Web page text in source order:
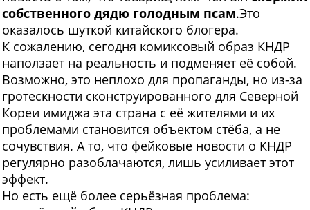
собственного дядю голодным псам.Это
оказалось шуткой китайского блогера.
К сожалению, сегодня комиксовый образ КНДР
наползает на реальность и подменяет её собой.
Возможно, это неплохо для пропаганды, но из-за
гротескности сконструированного для Северной
Кореи имиджа эта страна с её жителями и их
проблемами становится объектом стёба, а не
сочувствия. А то, что фейковые новости о КНДР
регулярно разоблачаются, лишь усиливает этот
эффект.
Но есть ещё более серьёзная проблема: